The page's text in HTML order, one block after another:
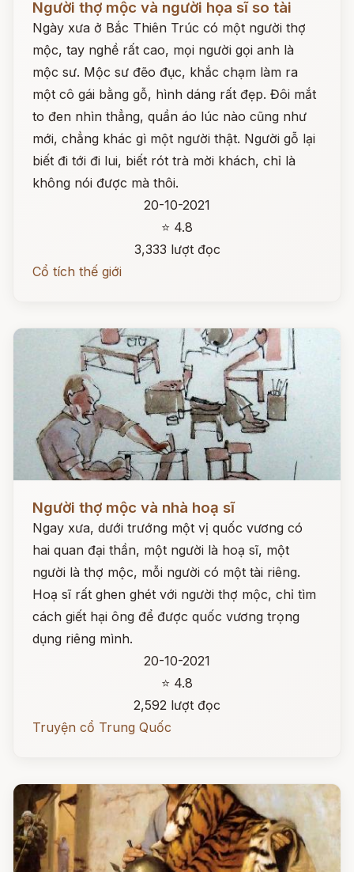
Người thợ mộc và người họa sĩ so tài
Ngày xưa ở Bắc Thiên Trúc có một người thợ
mộc, tay nghề rất cao, mọi người gọi anh là
mộc sư. Mộc sư đẽo đục, khắc chạm làm ra
một cô gái bằng gỗ, hình dáng rất đẹp. Đôi mắt
to đen nhìn thẳng, quần áo lúc nào cũng như
mới, chẳng khác gì một người thật. Người gỗ lại
biết đi tới đi lui, biết rót trà mời khách, chỉ là
không nói được mà thôi.
20-10-2021
⭐ 4.8
3,333 lượt đọc
Cổ tích thế giới
Người thợ mộc và nhà hoạ sĩ
Ngay xưa, dưới trướng một vị quốc vương có
hai quan đại thần, một người là hoạ sĩ, một
người là thợ mộc, mỗi người có một tài riêng.
Hoạ sĩ rất ghen ghét với người thợ mộc, chỉ tìm
cách giết hại ông để được quốc vương trọng
dụng riêng mình.
20-10-2021
⭐ 4.8
2,592 lượt đọc
Truyện cổ Trung Quốc